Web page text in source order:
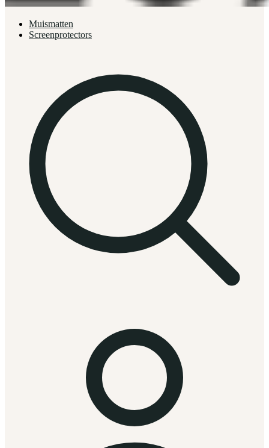
Muismatten
Screenprotectors